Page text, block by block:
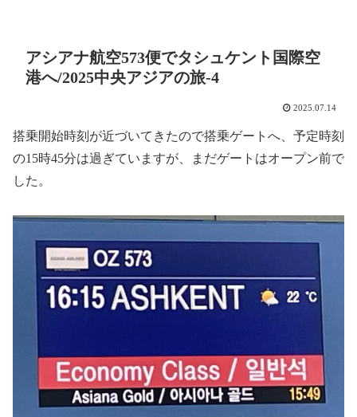
アシアナ航空573便でタシュケント国際空
港へ/2025中央アジアの旅-4
2025.07.14
搭乗開始時刻が近づいてきたので搭乗ゲートへ、予定時刻
の15時45分は過ぎていますが、まだゲートはオープン前で
した。